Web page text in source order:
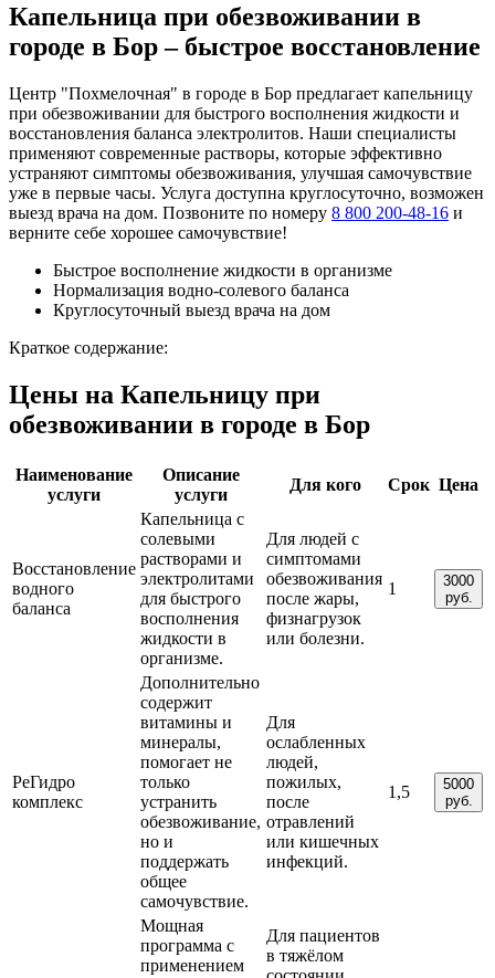
Капельница при обезвоживании в
городе в Бор – быстрое восстановление
Центр "Похмелочная" в городе в Бор предлагает капельницу
при обезвоживании для быстрого восполнения жидкости и
восстановления баланса электролитов. Наши специалисты
применяют современные растворы, которые эффективно
устраняют симптомы обезвоживания, улучшая самочувствие
уже в первые часы. Услуга доступна круглосуточно, возможен
выезд врача на дом. Позвоните по номеру 8 800 200-48-16 и
верните себе хорошее самочувствие!
Быстрое восполнение жидкости в организме
Нормализация водно-солевого баланса
Круглосуточный выезд врача на дом
Краткое содержание:
Цены на Капельницу при
обезвоживании в городе в Бор
Наименование
услуги
Описание
услуги
Для кого Срок Цена
Восстановление
водного
баланса
Капельница с
солевыми
растворами и
электролитами
для быстрого
восполнения
жидкости в
организме.
Для людей с
симптомами
обезвоживания
после жары,
физнагрузок
или болезни.
1
3000
руб.
РеГидро
комплекс
Дополнительно
содержит
витамины и
минералы,
помогает не
только
устранить
обезвоживание,
но и
поддержать
общее
самочувствие.
Для
ослабленных
людей,
пожилых,
после
отравлений
или кишечных
инфекций.
1,5
5000
руб.
Мощная
программа с
применением
Для пациентов
в тяжёлом